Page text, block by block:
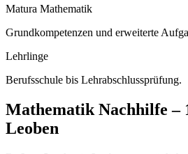
Matura Mathematik
Grundkompetenzen und erweiterte
Lehrlinge
Berufsschule bis Lehrabschlussprüfung.
MathematikNachhilfe –
Leoben